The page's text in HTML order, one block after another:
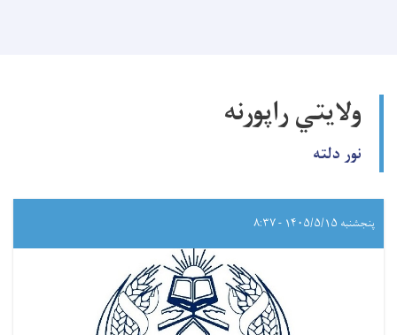
ولایتي راپورنه
نور دلته
پنجشنبه ۱۴۰۵/۵/۱۵ - ۸:۳۷